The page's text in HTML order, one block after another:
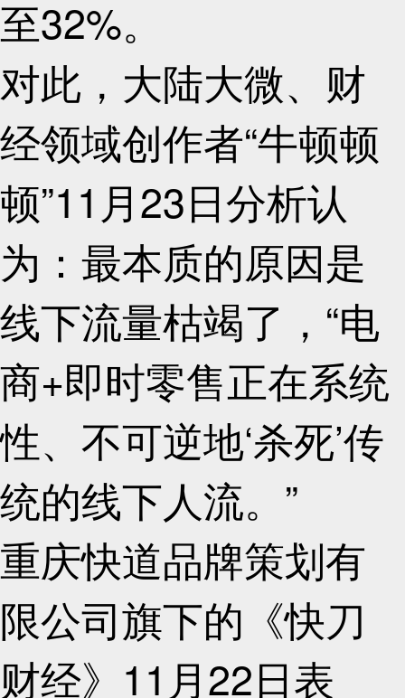
至32%。
对此，大陆大微、财
经领域创作者“牛顿顿
顿”11月23日分析认
为：最本质的原因是
线下流量枯竭了，“电
商+即时零售正在系统
性、不可逆地‘杀死’传
统的线下人流。”
重庆快道品牌策划有
限公司旗下的《快刀
财经》11月22日表